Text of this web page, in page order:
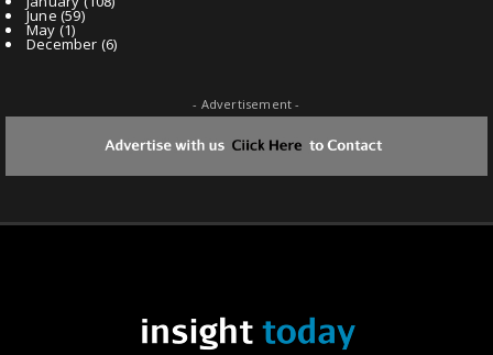
June (59)
May (1)
December (6)
- Advertisement -